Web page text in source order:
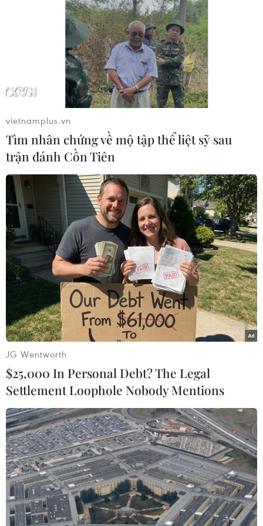
Trận động đất thứ 8 liên tiếp xảy ra tại
khu vực miền núi Bắc Trà My
29/08/2018 01:20
Thông tin từ Trung tâm báo tin động đất và cảnh báo
sóng thần-Viện Vật lý địa cầu cho biết, từ đầu tháng
7/2018 đến nay, trên địa bàn huyện Bắc Trà My (Quảng
Nam) đã liên tiếp xảy ra 8 trận động đất.
Động đất mạnh 7 độ Richter ở ngoài khơi
Nam Thái Bình Dương
vietnamplus.vn
Tìm nhân chứng về mộ tập thể liệt sỹ sau
trận đánh Cồn Tiên
JG Wentworth
$25,000 In Personal Debt? The Legal
Settlement Loophole Nobody Mentions